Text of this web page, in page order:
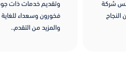
وتقديم خدمات ذات جودة عالية، وقدرتهم على
فخورون وسعداء للغاية بمخرجات مشروعنا الذي